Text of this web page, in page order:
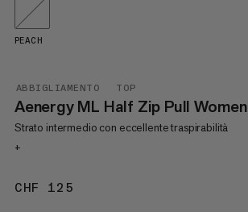
ABBIGLIAMENTO TOP
Aenergy ML Half Zip Pull Women
Strato intermedio con eccellente traspirabilità
+
CHF 125
PEACH